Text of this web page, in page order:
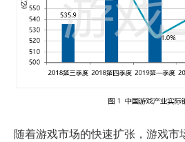
随着游戏市场的快速扩张，游戏市